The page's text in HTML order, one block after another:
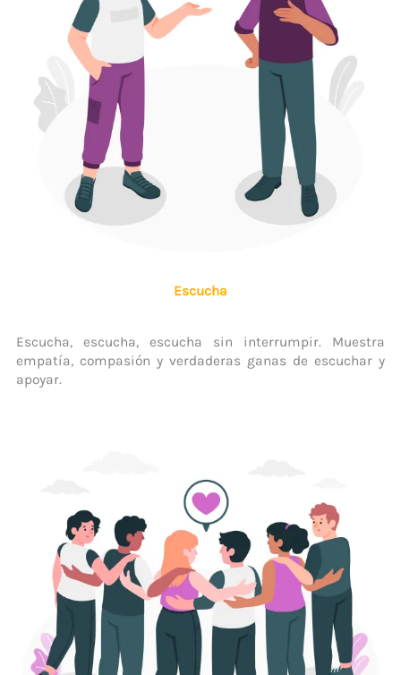
Escucha
Escucha, escucha, escucha sin interrumpir. Muestra
empatía, compasión y verdaderas ganas de escuchar y
apoyar.